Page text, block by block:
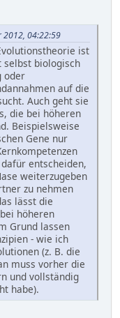
2012, 04:22:59
ist
selbst biologisch
oder
auf die
Auch geht sie
die bei höheren
Beispielsweise
Gene nur
entscheiden,
weiterzugeben
zu nehmen
lässt die
höheren
Grund lassen
- wie ich
(z. B. die
muss vorher die
und vollständig
habe).